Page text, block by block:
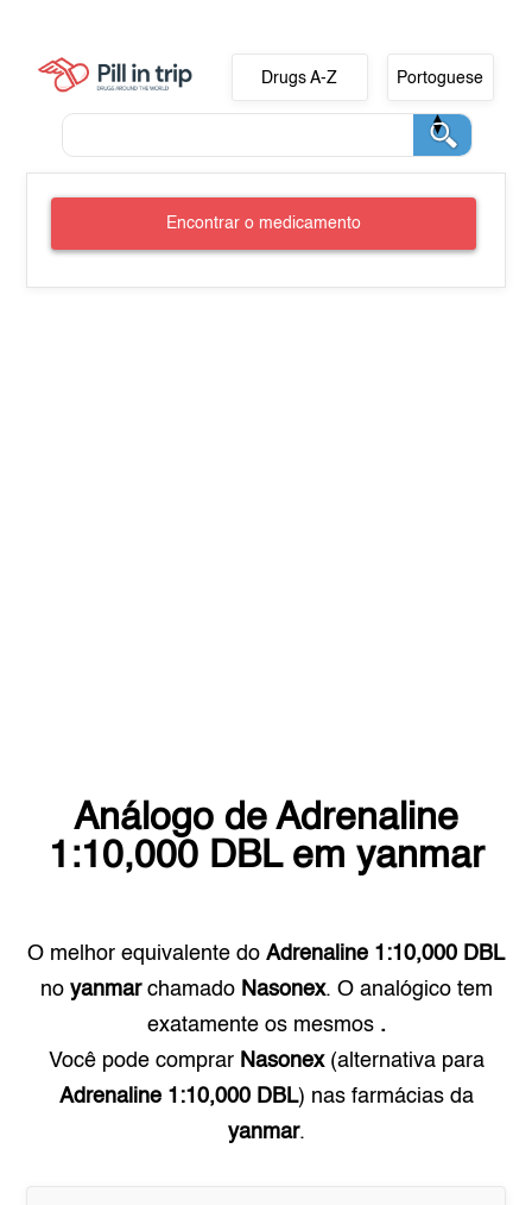
Drugs A-Z Portoguese
Encontrar o medicamento
Análogo de Adrenaline
1:10,000 DBLem yanmar
O melhor equivalente do Adrenaline 1:10,000 DBL
no yanmarchamado Nasonex. O analógico tem
exatamente os mesmos .
Você pode comprar Nasonex(alternativa para
Adrenaline 1:10,000 DBL) nas farmácias da
yanmar.